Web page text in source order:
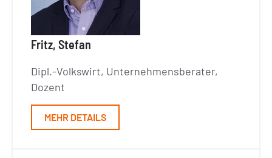
Fritz, Stefan
Dipl.-Volkswirt, Unternehmensberater,
Dozent
MEHR DETAILS